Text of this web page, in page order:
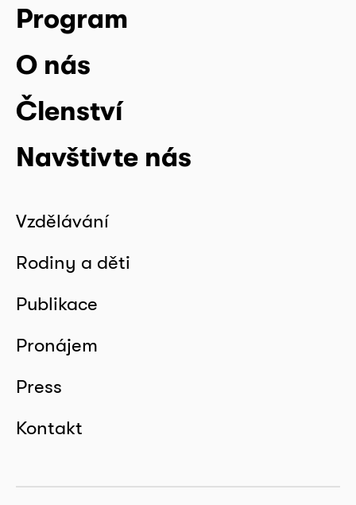
Program
O nás
Členství
Navštivte nás
Vzdělávání
Rodiny a děti
Publikace
Pronájem
Press
Kontakt